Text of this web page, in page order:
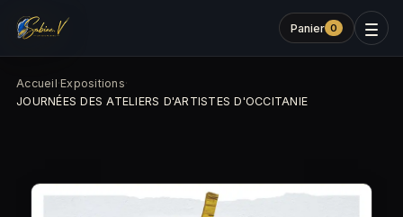
Panier 0
Accueil·Expositions·
JOURNÉES DES ATELIERS D'ARTISTES D'OCCITANIE